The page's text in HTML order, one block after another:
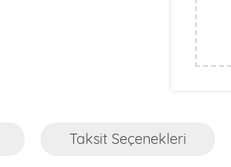
Taksit Seçenekleri